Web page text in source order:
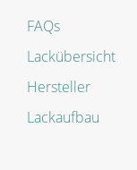
FAQs
Lackübersicht
Hersteller
Lackaufbau